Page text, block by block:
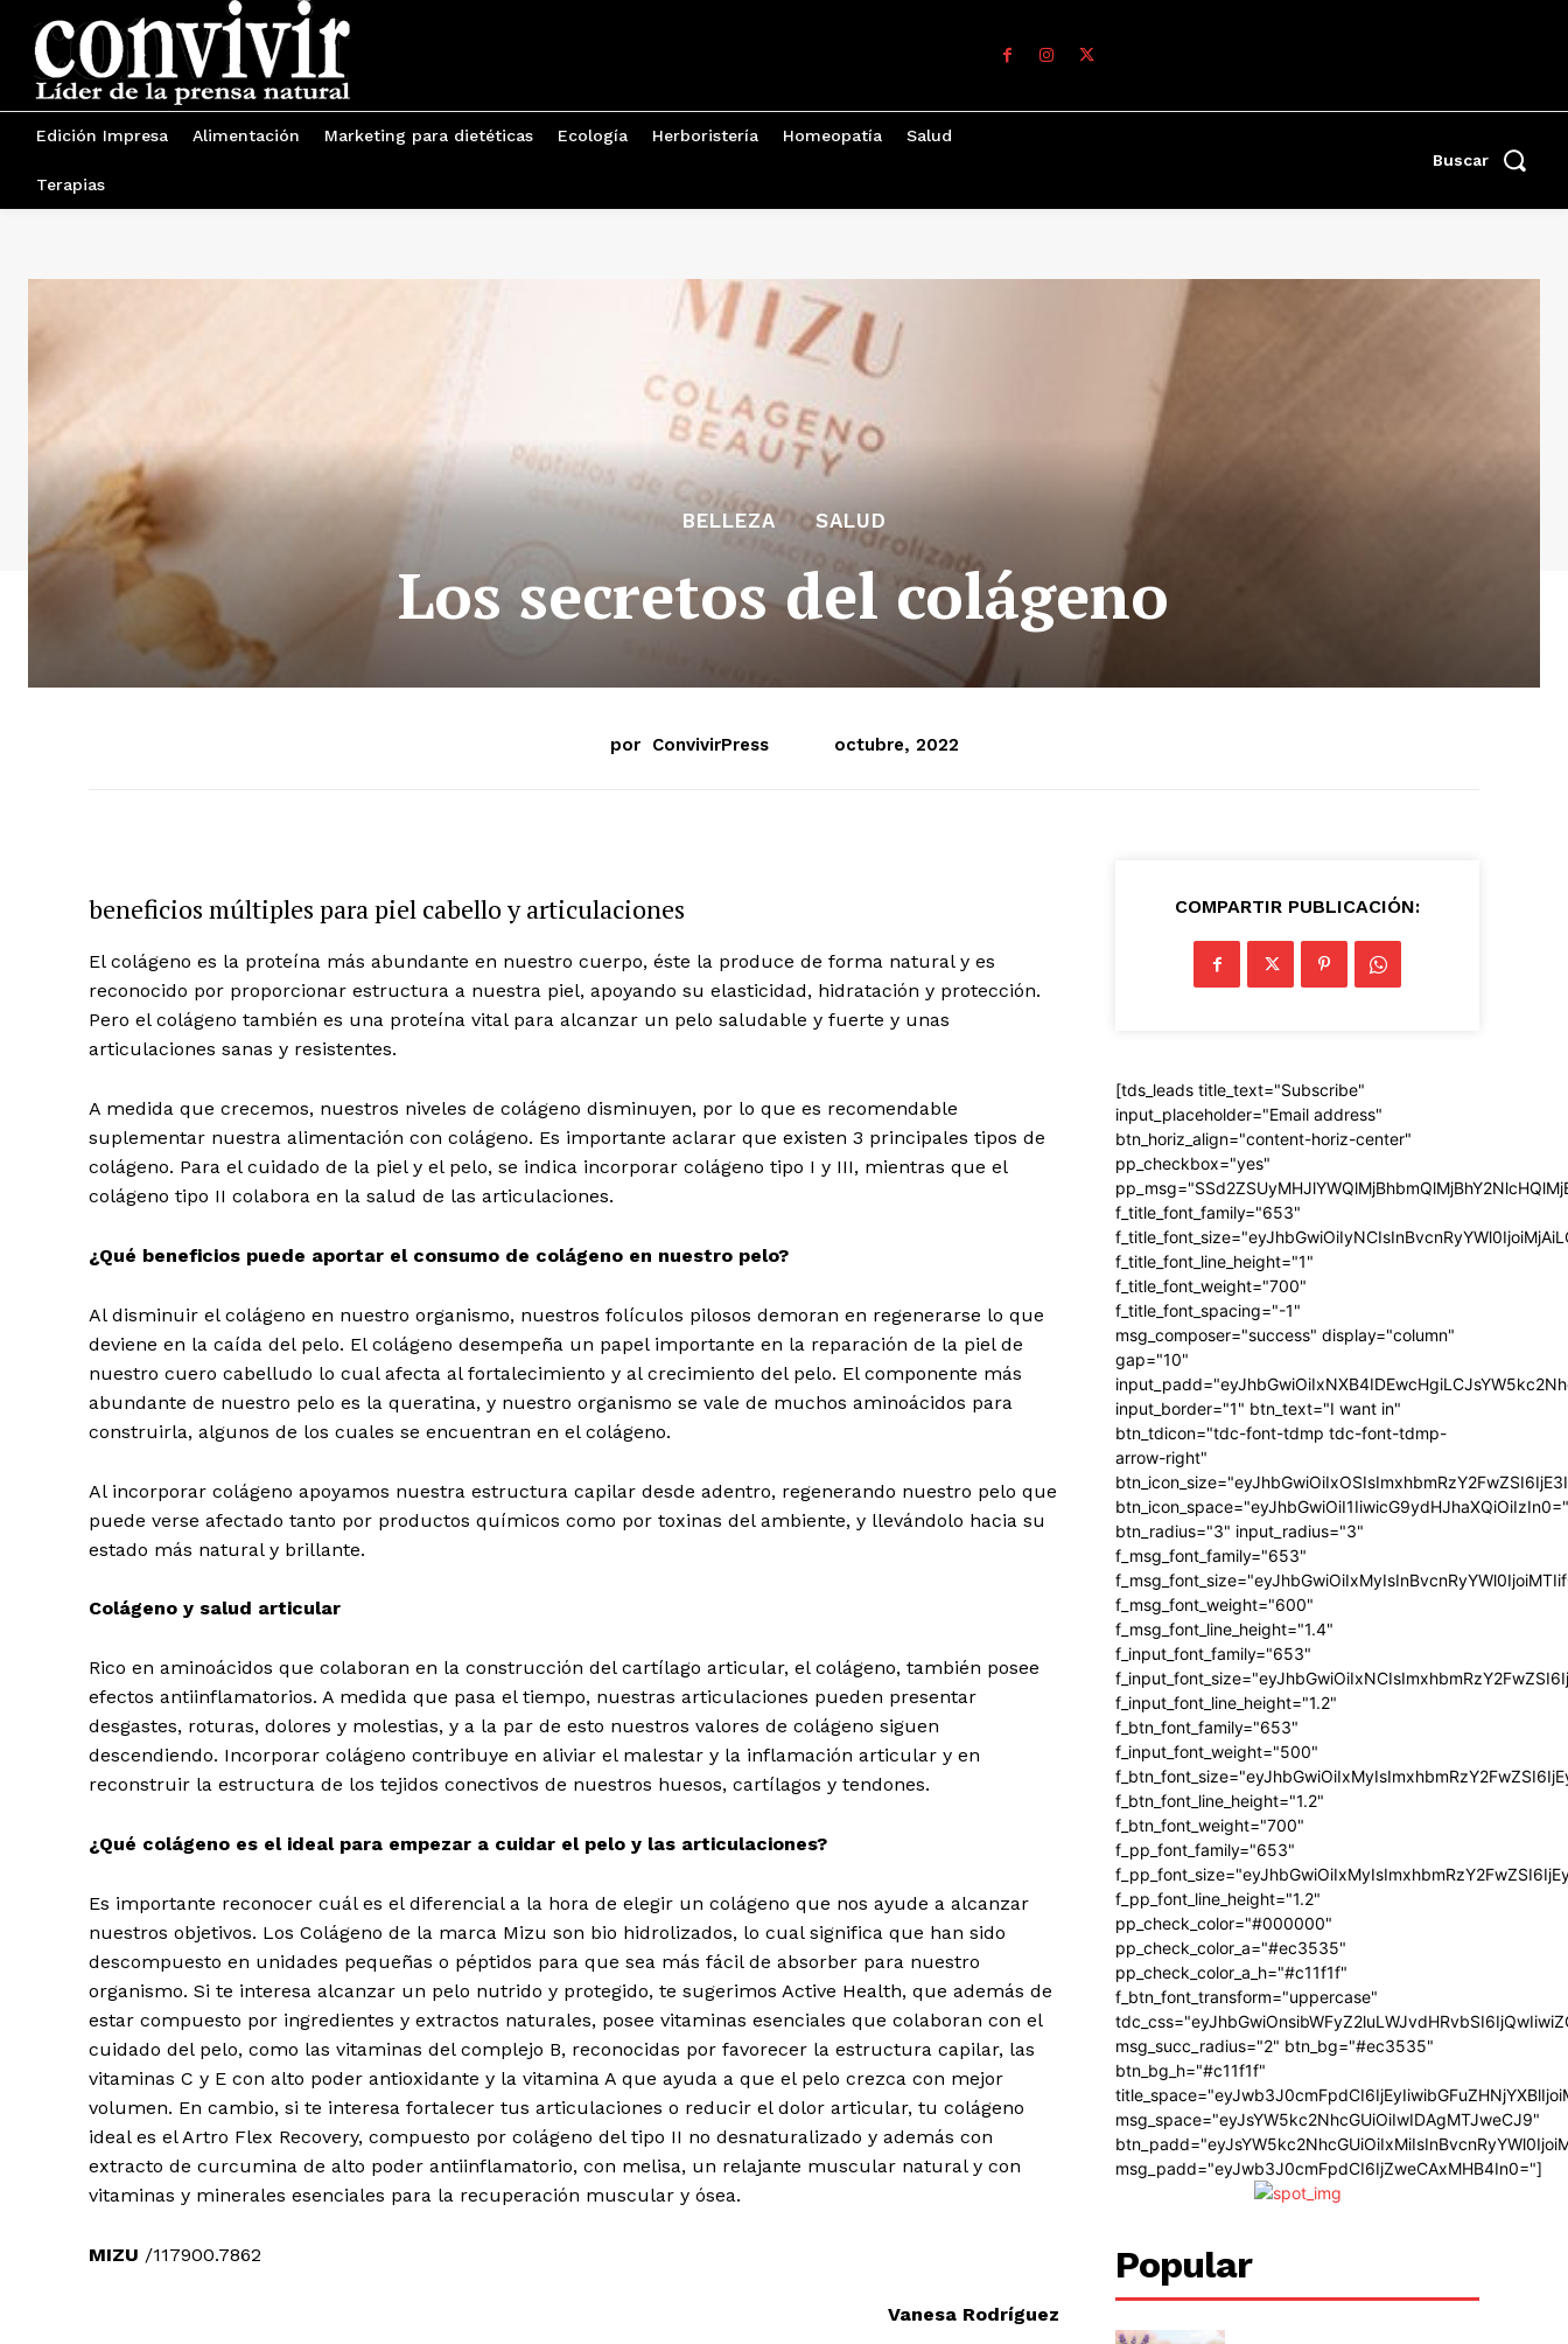
Edición Impresa Alimentación Marketing para dietéticas Ecología Herboristería Homeopatía Salud
Terapias
Buscar
BELLEZA SALUD
Los secretos del colágeno
por ConvivirPress octubre, 2022
beneficios múltiples para piel cabello y articulaciones
El colágeno es la proteína más abundante en nuestro cuerpo, éste la produce de forma natural y es
reconocido por proporcionar estructura a nuestra piel, apoyando su elasticidad, hidratación y protección.
Pero el colágeno también es una proteína vital para alcanzar un pelo saludable y fuerte y unas
articulaciones sanas y resistentes.
A medida que crecemos, nuestros niveles de colágeno disminuyen, por lo que es recomendable
suplementar nuestra alimentación con colágeno. Es importante aclarar que existen 3 principales tipos de
colágeno. Para el cuidado de la piel y el pelo, se indica incorporar colágeno tipo I y III, mientras que el
colágeno tipo II colabora en la salud de las articulaciones.
¿Qué beneficios puede aportar el consumo de colágeno en nuestro pelo?
Al disminuir el colágeno en nuestro organismo, nuestros folículos pilosos demoran en regenerarse lo que
deviene en la caída del pelo. El colágeno desempeña un papel importante en la reparación de la piel de
nuestro cuero cabelludo lo cual afecta al fortalecimiento y al crecimiento del pelo. El componente más
abundante de nuestro pelo es la queratina, y nuestro organismo se vale de muchos aminoácidos para
construirla, algunos de los cuales se encuentran en el colágeno.
Al incorporar colágeno apoyamos nuestra estructura capilar desde adentro, regenerando nuestro pelo que
puede verse afectado tanto por productos químicos como por toxinas del ambiente, y llevándolo hacia su
estado más natural y brillante.
Colágeno y salud articular
Rico en aminoácidos que colaboran en la construcción del cartílago articular, el colágeno, también posee
efectos antiinflamatorios. A medida que pasa el tiempo, nuestras articulaciones pueden presentar
desgastes, roturas, dolores y molestias, y a la par de esto nuestros valores de colágeno siguen
descendiendo. Incorporar colágeno contribuye en aliviar el malestar y la inflamación articular y en
reconstruir la estructura de los tejidos conectivos de nuestros huesos, cartílagos y tendones.
¿Qué colágeno es el ideal para empezar a cuidar el pelo y las articulaciones?
Es importante reconocer cuál es el diferencial a la hora de elegir un colágeno que nos ayude a alcanzar
nuestros objetivos. Los Colágeno de la marca Mizu son bio hidrolizados, lo cual significa que han sido
descompuesto en unidades pequeñas o péptidos para que sea más fácil de absorber para nuestro
organismo. Si te interesa alcanzar un pelo nutrido y protegido, te sugerimos Active Health, que además de
estar compuesto por ingredientes y extractos naturales, posee vitaminas esenciales que colaboran con el
cuidado del pelo, como las vitaminas del complejo B, reconocidas por favorecer la estructura capilar, las
vitaminas C y E con alto poder antioxidante y la vitamina A que ayuda a que el pelo crezca con mejor
volumen. En cambio, si te interesa fortalecer tus articulaciones o reducir el dolor articular, tu colágeno
ideal es el Artro Flex Recovery, compuesto por colágeno del tipo II no desnaturalizado y además con
extracto de curcumina de alto poder antiinflamatorio, con melisa, un relajante muscular natural y con
vitaminas y minerales esenciales para la recuperación muscular y ósea.
MIZU /117900.7862
Vanesa Rodríguez
COMPARTIR PUBLICACIÓN:
[tds_leads title_text="Subscribe"
input_placeholder="Email address"
btn_horiz_align="content-horiz-center"
pp_checkbox="yes"
f_title_font_family="653"
f_title_font_line_height="1"
f_title_font_weight="700"
f_title_font_spacing="-1"
msg_composer="success" display="column"
gap="10"
input_border="1" btn_text="I want in"
btn_tdicon="tdc-font-tdmp tdc-font-tdmp-
arrow-right"
btn_radius="3" input_radius="3"
f_msg_font_family="653"
f_msg_font_weight="600"
f_msg_font_line_height="1.4"
f_input_font_family="653"
f_input_font_line_height="1.2"
f_btn_font_family="653"
f_input_font_weight="500"
f_btn_font_line_height="1.2"
f_btn_font_weight="700"
f_pp_font_family="653"
f_pp_font_line_height="1.2"
pp_check_color="#000000"
pp_check_color_a="#ec3535"
pp_check_color_a_h="#c11f1f"
f_btn_font_transform="uppercase"
msg_succ_radius="2" btn_bg="#ec3535"
btn_bg_h="#c11f1f"
msg_space="eyJsYW5kc2NhcGUiOiIwIDAgMTJweCJ9"
msg_padd="eyJwb3J0cmFpdCI6IjZweCAxMHB4In0="]
Popular